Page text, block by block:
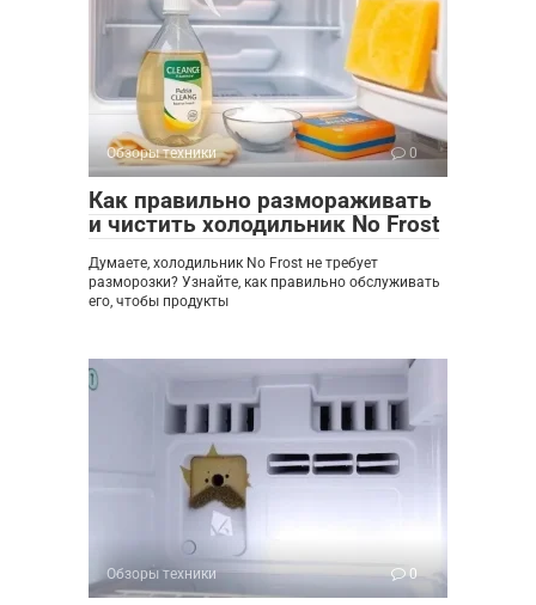
Обзоры техники 0
Как правильно размораживать
и чистить холодильник No Frost
Думаете, холодильник No Frost не требует
разморозки? Узнайте, как правильно обслуживать
его, чтобы продукты
Обзоры техники 0